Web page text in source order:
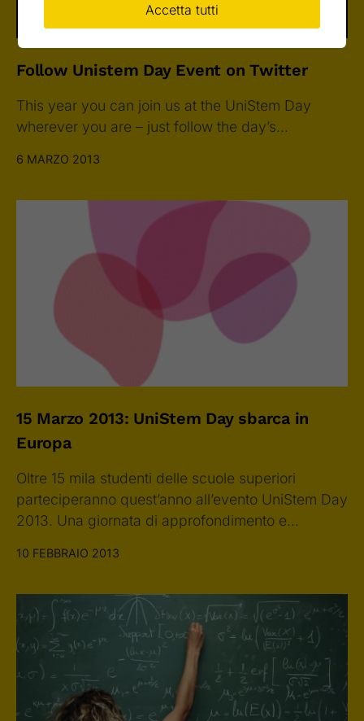
Follow Unistem Day Event on Twitter
This year you can join us at the UniStem Day
wherever you are – just follow the day’s…
6 MARZO 2013
15 Marzo 2013: UniStem Day sbarca in
Europa
Oltre 15 mila studenti delle scuole superiori
parteciperanno quest’anno all’evento UniStem Day
2013. Una giornata di approfondimento e…
10 FEBBRAIO 2013
Accetta tutti